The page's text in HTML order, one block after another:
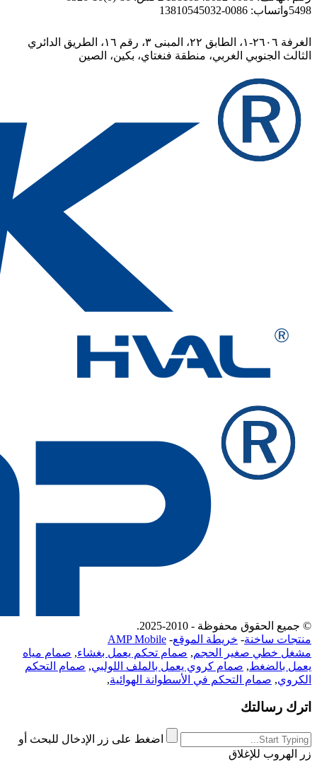
5498واتساب: 0086-13810545032
الغرفة ٢٦٠٦-١، الطابق ٢٢، المبنى ٣، رقم ١٦، الطريق الدائري
الثالث الجنوبي الغربي، منطقة فنغتاي، بكين، الصين
© جميع الحقوق محفوظة - 2010-2025.
منتجات ساخنة- خريطة الموقع-
AMP Mobile
مشغل خطي صغير الحجم, صمام تحكم يعمل بغشاء, صمام مياه
يعمل بالضغط, صمام كروي يعمل بالملف اللولبي, صمام التحكم
الكروي, صمام التحكم في الأسطوانة الهوائية,
اترك رسالتك
اضغط على زر الإدخال للبحث أو
زر الهروب للإغلاق